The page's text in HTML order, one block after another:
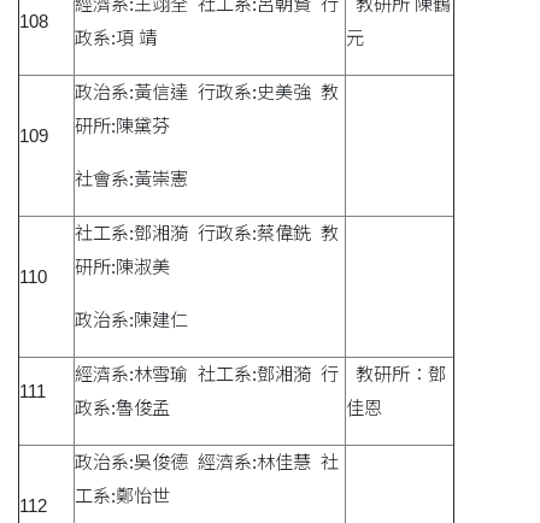
108
政系:項 靖
元
109
政治系:黃信達 行政系:史美強 教
研所:陳黛芬
社會系:黃崇憲
110
社工系:鄧湘漪 行政系:蔡偉銑 教
研所:陳淑美
政治系:陳建仁
111
經濟系:林雪瑜 社工系:鄧湘漪 行
政系:魯俊孟
教研所：鄧
佳恩
112
政治系:吳俊德 經濟系:林佳慧 社
工系:鄭怡世